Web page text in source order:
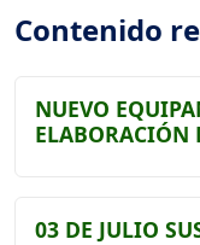
Contenido
NUEVO
ELABORACIÓN
03 DE JULIO